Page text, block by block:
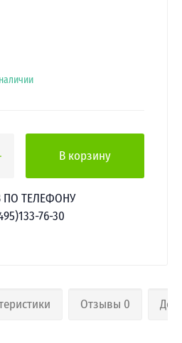
В корзину
ПО ТЕЛЕФОНУ
76-30
Отзывы 0